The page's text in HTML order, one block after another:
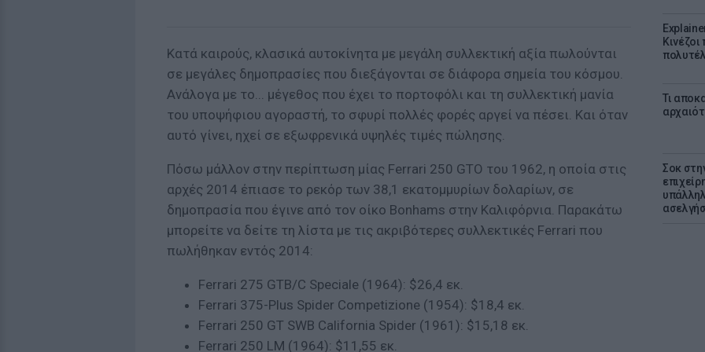
Τι
Σοκ
Κατά καιρούς, κλασικά αυτοκίνητα με μεγάλη συλλεκτική αξία πωλούνται
σε μεγάλες δημοπρασίες που διεξάγονται σε διάφορα σημεία του κόσμου.
Ανάλογα με το... μέγεθος που έχει το πορτοφόλι και τη συλλεκτική μανία
του υποψήφιου αγοραστή, το σφυρί πολλές φορές αργεί να πέσει. Και όταν
αυτό γίνει, ηχεί σε εξωφρενικά υψηλές τιμές πώλησης.
Πόσω μάλλον στην περίπτωση μίας Ferrari 250 GTO του 1962, η οποία στις
αρχές 2014 έπιασε το ρεκόρ των 38,1 εκατομμυρίων δολαρίων, σε
δημοπρασία που έγινε από τον οίκο Bonhams στην Καλιφόρνια. Παρακάτω
μπορείτε να δείτε τη λίστα με τις ακριβότερες συλλεκτικές Ferrari που
πωλήθηκαν εντός 2014:
Ferrari 275 GTB/C Speciale (1964): $26,4 εκ.
Ferrari 375-Plus Spider Competizione (1954): $18,4 εκ.
Ferrari 250 GT SWB California Spider (1961): $15,18 εκ.
Ferrari 250 LM (1964): $11,55 εκ.